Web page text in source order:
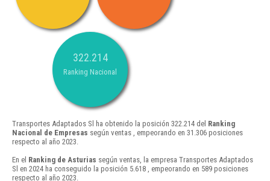
322.214
Ranking Nacional
Transportes Adaptados Sl ha obtenido la posición 322.214 del Ranking
Nacional de Empresas según ventas , empeorando en 31.306 posiciones
respecto al año 2023.
En el Ranking de Asturias según ventas, la empresa Transportes Adaptados
Sl en 2024 ha conseguido la posición 5.618 , empeorando en 589 posiciones
respecto al año 2023.